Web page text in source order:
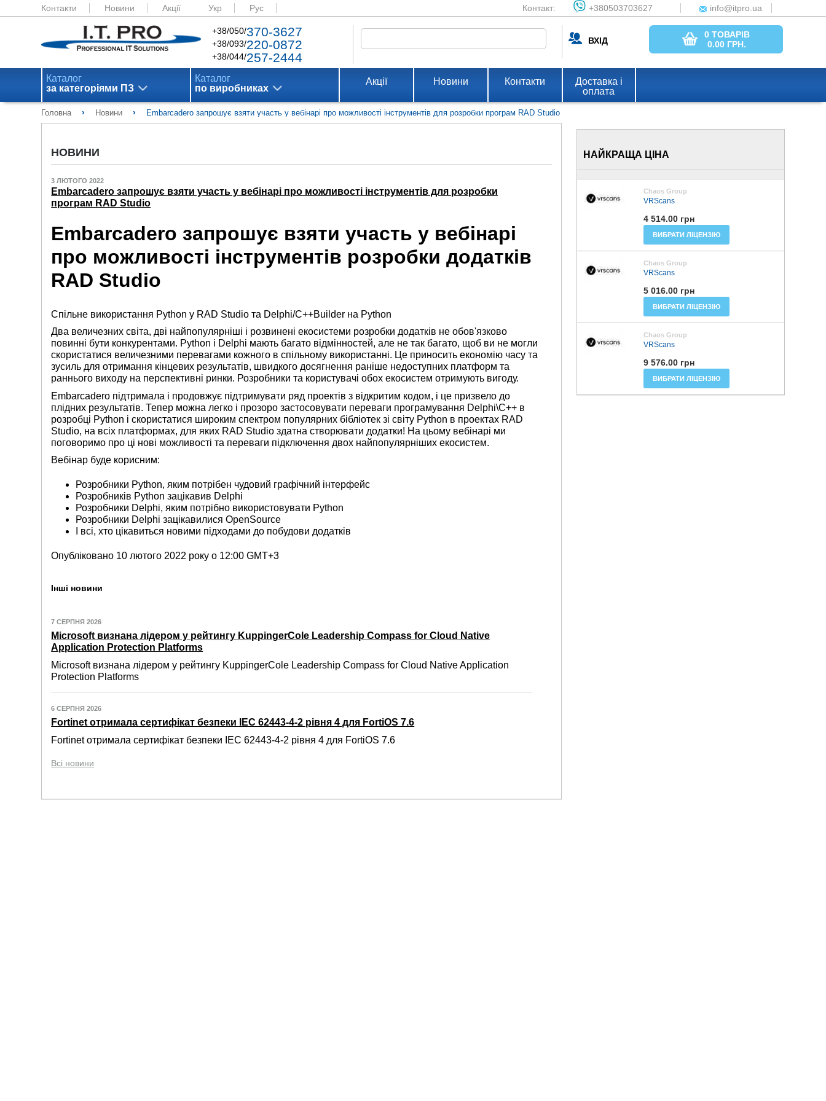
Контакти Новини Акції Укр Рус Контакт: +380503703627 info@itpro.ua
+38/050/370-3627
+38/093/220-0872
+38/044/257-2444
ВХІД
0 ТОВАРІВ
0.00 ГРН.
Каталог
за категоріями ПЗ
Каталог
по виробниках
Акції Новини Контакти
Доставка і
оплата
Головна › Новини › Embarcadero запрошує взяти участь у вебінарі про можливості інструментів для розробки програм RAD Studio
НОВИНИ
3 ЛЮТОГО 2022
Embarcadero запрошує взяти участь у вебінарі про можливості інструментів для розробки
програм RAD Studio
Embarcadero запрошує взяти участь у вебінарі
про можливості інструментів розробки додатків
RAD Studio
Спільне використання Python у RAD Studio та Delphi/C++Builder на Python
Два величезних світа, дві найпопулярніші і розвинені екосистеми розробки додатків не обов'язково
повинні бути конкурентами. Python і Delphi мають багато відмінностей, але не так багато, щоб ви не могли
скористатися величезними перевагами кожного в спільному використанні. Це приносить економію часу та
зусиль для отримання кінцевих результатів, швидкого досягнення раніше недоступних платформ та
раннього виходу на перспективні ринки. Розробники та користувачі обох екосистем отримують вигоду.
Embarcadero підтримала і продовжує підтримувати ряд проектів з відкритим кодом, і це призвело до
плідних результатів. Тепер можна легко і прозоро застосовувати переваги програмування Delphi\C++ в
розробці Python і скористатися широким спектром популярних бібліотек зі світу Python в проектах RAD
Studio, на всіх платформах, для яких RAD Studio здатна створювати додатки! На цьому вебінарі ми
поговоримо про ці нові можливості та переваги підключення двох найпопулярніших екосистем.
Вебінар буде корисним:
Розробники Python, яким потрібен чудовий графічний інтерфейс
Розробників Python зацікавив Delphi
Розробники Delphi, яким потрібно використовувати Python
Розробники Delphi зацікавилися OpenSource
І всі, хто цікавиться новими підходами до побудови додатків
Опубліковано 10 лютого 2022 року о 12:00 GMT+3
Інші новини
7 СЕРПНЯ 2026
Microsoft визнана лідером у рейтингу KuppingerCole Leadership Compass for Cloud Native
Application Protection Platforms
Microsoft визнана лідером у рейтингу KuppingerCole Leadership Compass for Cloud Native Application
Protection Platforms
6 СЕРПНЯ 2026
Fortinet отримала сертифікат безпеки IEC 62443-4-2 рівня 4 для FortiOS 7.6
Fortinet отримала сертифікат безпеки IEC 62443-4-2 рівня 4 для FortiOS 7.6
Всі новини
НАЙКРАЩА ЦІНА
Chaos Group
VRScans
4 514.00 грн
ВИБРАТИ ЛІЦЕНЗІЮ
Chaos Group
VRScans
5 016.00 грн
ВИБРАТИ ЛІЦЕНЗІЮ
Chaos Group
VRScans
9 576.00 грн
ВИБРАТИ ЛІЦЕНЗІЮ